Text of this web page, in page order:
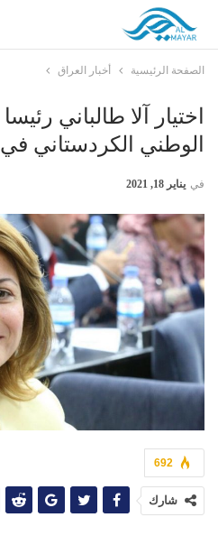
الصفحة الرئيسية أخبار العراق
اختيار آلا طالباني
الوطني الكردستاني
في يناير 18, 2021
692
شارك